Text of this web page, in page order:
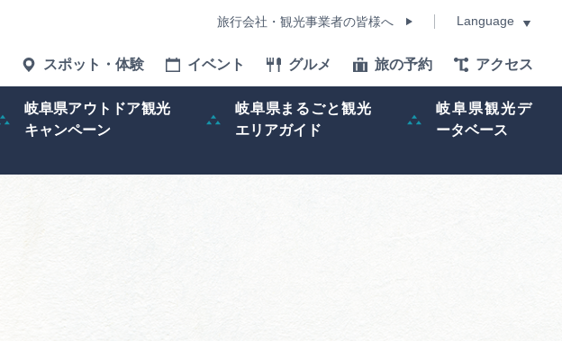
旅行会社・観光事業者の皆様へ Language
スポット・体験 イベント グルメ 旅の予約 アクセス
岐阜県アウトドア観光
キャンペーン
岐阜県まるごと観光
エリアガイド
岐阜県観光デ
ータベース